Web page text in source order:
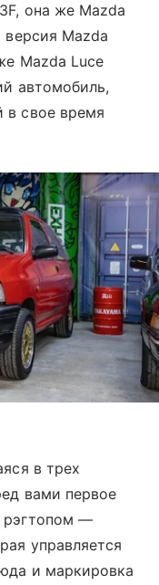
она же Mazda
версия Mazda
Mazda Luce
автомобиль,
свое время
в трех
вами первое
рэгтопом —
управляется
и маркировка